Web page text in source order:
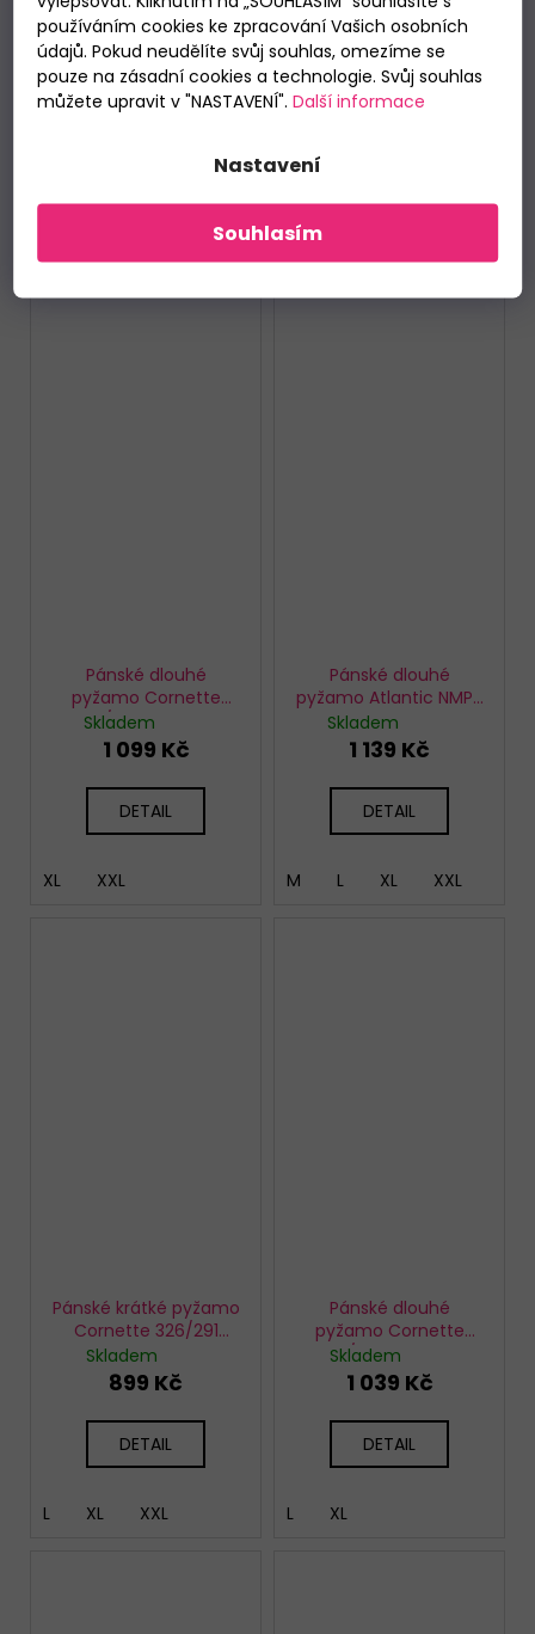
používáním cookies ke zpracování Vašich osobních
údajů. Pokud neudělíte svůj souhlas, omezíme se
pouze na zásadní cookies a technologie. Svůj souhlas
můžete upravit v "NASTAVENÍ". Další informace
Nastavení
Souhlasím
Pánské krátké pyžamo
Cornette 326/208
Toucan
Skladem
869 Kč
XXL
1 099 KČ –36 %
Pánské dlouhé
pyžamo Cornette
115/290 Teddy 2
Skladem
699 Kč
M
Pánské dlouhé
pyžamo Cornette
124/306 Denali 2
Skladem
1 099 Kč
DETAIL
XL XXL
Pánské dlouhé
pyžamo Atlantic NMP-
393 modré
Skladem
1 139 Kč
DETAIL
M L XL XXL
Pánské krátké pyžamo
Cornette 326/291
Teddy 4
Skladem
899 Kč
DETAIL
L XL XXL
Pánské dlouhé
pyžamo Cornette
122/304 Richard
Skladem
1 039 Kč
DETAIL
L XL